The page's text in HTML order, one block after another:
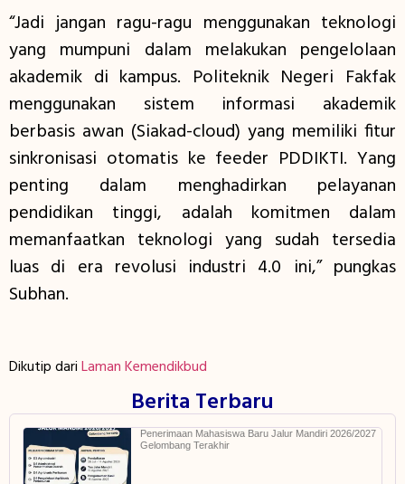
“Jadi jangan ragu-ragu menggunakan teknologi
yang mumpuni dalam melakukan pengelolaan
akademik di kampus. Politeknik Negeri Fakfak
menggunakan sistem informasi akademik
berbasis awan (Siakad-cloud) yang memiliki fitur
sinkronisasi otomatis ke feeder PDDIKTI. Yang
penting dalam menghadirkan pelayanan
pendidikan tinggi, adalah komitmen dalam
memanfaatkan teknologi yang sudah tersedia
luas di era revolusi industri 4.0 ini,” pungkas
Subhan.
Dikutip dariLaman Kemendikbud
Berita Terbaru
Penerimaan Mahasiswa Baru Jalur Mandiri 2026/2027
Gelombang Terakhir